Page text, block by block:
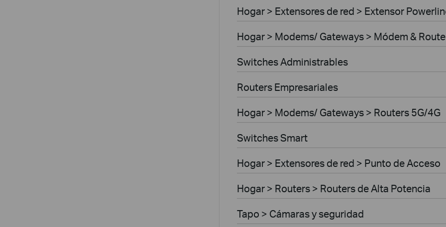
Hogar > Extensores de red > Extensor
Hogar > Modems/ Gateways > Módem &
Switches Administrables
Routers Empresariales
Hogar > Modems/ Gateways > Routers 5G/4G
Switches Smart
Hogar > Extensores de red > Punto de Acceso
Hogar > Routers > Routers de Alta Potencia
Tapo > Cámaras y seguridad